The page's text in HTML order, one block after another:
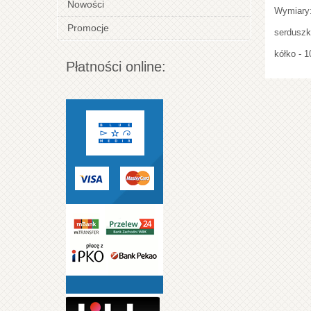
Nowości
Promocje
Płatności online:
Wymiary:
kółko -